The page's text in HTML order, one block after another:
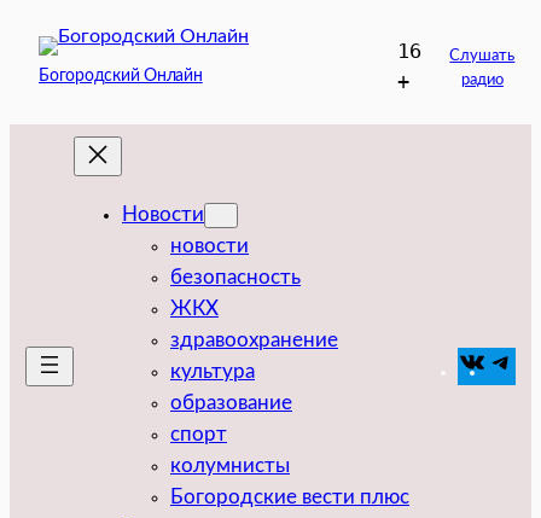
содержимому
Богородский Онлайн
16
+
Слушать
радио
Новости
новости
безопасность
ЖКХ
здравоохранение
культура
образование
спорт
колумнисты
Богородские вести плюс
VK